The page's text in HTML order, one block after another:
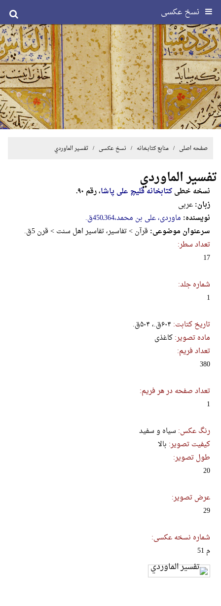
نسخ عکسی
صفحه اصلی / منابع کتابخانه / نسخ عکسی / تفسیر الماوردي
تفسیر الماوردي
نسخه خطیکتابخانه قلیچ علی پاشا، رقم ۹۰.
زبان:عربی
نویسنده: ماوردی، علی بن محمد،364ـ450ق.
سرعنوان موضوعی: قرآن > تفاسیر، تفاسیر اهل سنت > قرن 5ق.
تعداد سطر:
17
شماره جلد:
1
تاریخ کتابت:۶۰۴ق.، ۵۰۴ق.
ماده تصویر:کاغذی
تعداد فریم:
380
تعداد صفحه در هر فریم:
1
رنگ عکس: سیاه و سفید
کیفیت تصویر: بالا
طول تصویر:
20
عرض تصویر:
29
شماره نسخه عکسی:
م 51